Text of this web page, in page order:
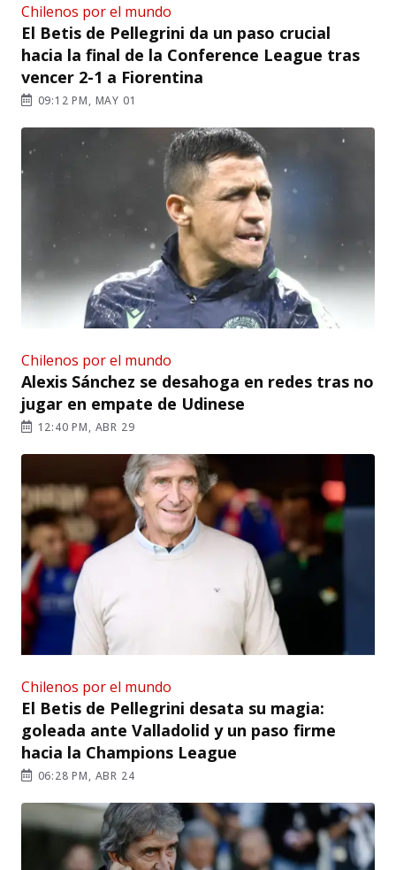
Chilenos por el mundo
El Betis de Pellegrini da un paso crucial
hacia la final de la Conference League tras
vencer 2-1 a Fiorentina
09:12 PM, MAY 01
Chilenos por el mundo
Alexis Sánchez se desahoga en redes tras no
jugar en empate de Udinese
12:40 PM, ABR 29
Chilenos por el mundo
El Betis de Pellegrini desata su magia:
goleada ante Valladolid y un paso firme
hacia la Champions League
06:28 PM, ABR 24